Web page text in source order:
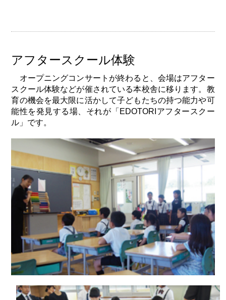
アフタースクール体験
オープニングコンサートが終わると、会場はアフター
スクール体験などが催されている本校舎に移ります。教
育の機会を最大限に活かして子どもたちの持つ能力や可
能性を発見する場、それが「EDOTORIアフタースクー
ル」です。